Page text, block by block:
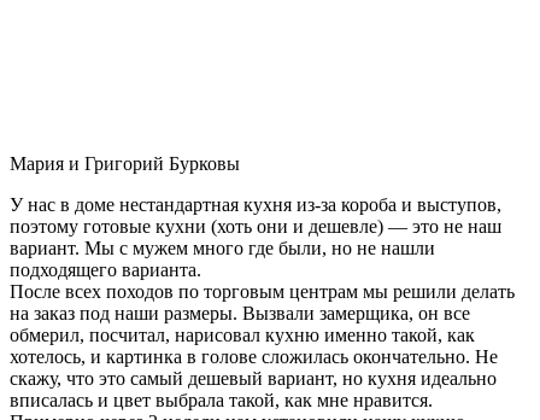
Мария и Григорий Бурковы
У нас в доме нестандартная кухня из-за короба и выступов,
поэтому готовые кухни (хоть они и дешевле) — это не наш
вариант. Мы с мужем много где были, но не нашли
подходящего варианта.
После всех походов по торговым центрам мы решили делать
на заказ под наши размеры. Вызвали замерщика, он все
обмерил, посчитал, нарисовал кухню именно такой, как
хотелось, и картинка в голове сложилась окончательно. Не
скажу, что это самый дешевый вариант, но кухня идеально
вписалась и цвет выбрала такой, как мне нравится.